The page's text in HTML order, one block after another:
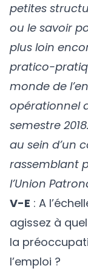
petites
ou le savoir
plus loin
pratico-
monde de
opérationnel
semestre
au sein d’un
rassemblant
l’Union
V-E : A
agissez à
la
l’emploi ?